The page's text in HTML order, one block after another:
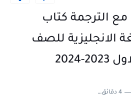
الكيمياء بكالوريا علمي دورة 2026
الترجمة كتاب
الانجليزية للصف
2024
4 دقائق للقراءة